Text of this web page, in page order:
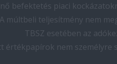
befektetés piaci
múltbeli teljesítmény nem
TBSZ esetében az
értékpapírok nem személyre